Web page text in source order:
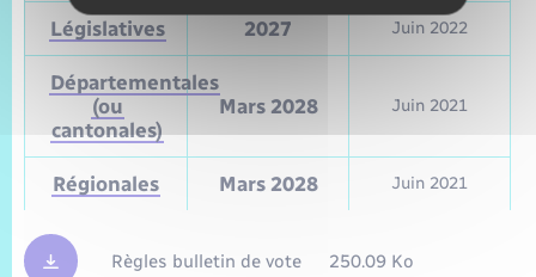
Législatives 2027 Juin 2022
Départementales
(ou
cantonales)
Mars 2028 Juin 2021
Régionales Mars 2028 Juin 2021
Règles bulletin de vote 250.09 Ko